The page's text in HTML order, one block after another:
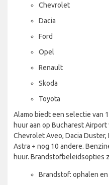
Chevrolet
Dacia
Ford
Opel
Renault
Skoda
Toyota
Alamo biedt een selectie van
huur aan op Bucharest
Chevrolet Aveo, Dacia
Astra + nog 10 andere.
huur. Brandstofbeleidsopties
Brandstof: ophalen